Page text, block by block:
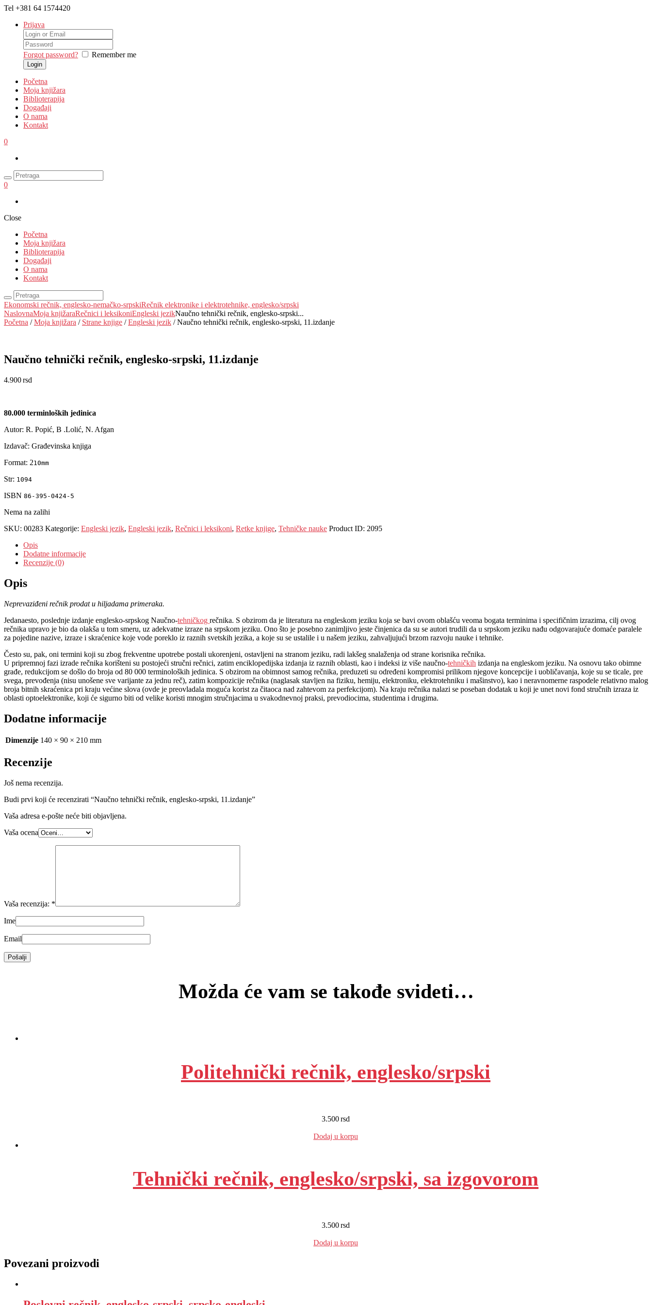
Tel +381 64 1574420
Prijava
Forgot password? Remember me
Početna
Moja knjižara
Biblioterapija
Događaji
O nama
Kontakt
0
0
Close
Početna
Moja knjižara
Biblioterapija
Događaji
O nama
Kontakt
Ekonomski rečnik, englesko-nemačko-srpskiRečnik elektronike i elektrotehnike, englesko/srpski
NaslovnaMoja knjižaraRečnici i leksikoniEngleski jezikNaučno tehnički rečnik, englesko-srpski...
Početna /Moja knjižara / Strane knjige /Engleski jezik / Naučno tehnički rečnik, englesko-srpski, 11.izdanje
Naučno tehnički rečnik, englesko-srpski, 11.izdanje
4.900rsd
80.000 terminloških jedinica
Autor: R. Popić, B .Lolić, N. Afgan
Izdavač: Građevinska knjiga
Format: 210mm
Str: 1094
ISBN 86-395-0424-5
Nema na zalihi
SKU: 00283 Kategorije: Engleski jezik, Engleski jezik, Rečnici i leksikoni, Retke knjige, Tehničke nauke Product ID: 2095
Opis
Dodatne informacije
Recenzije (0)
Opis
Neprevaziđeni rečnik prodat u hiljadama primeraka.
Jedanaesto, poslednje izdanje englesko-srpskog Naučno-tehničkog rečnika. S obzirom da je literatura na engleskom jeziku koja se bavi ovom oblašću veoma bogata terminima i specifičnim izrazima, cilj ovog
rečnika upravo je bio da olakša u tom smeru, uz adekvatne izraze na srpskom jeziku. Ono što je posebno zanimljivo jeste činjenica da su se autori trudili da u srpskom jeziku nađu odgovarajuće domaće paralele
za pojedine nazive, izraze i skraćenice koje vode poreklo iz raznih svetskih jezika, a koje su se ustalile i u našem jeziku, zahvaljujući brzom razvoju nauke i tehnike.
Često su, pak, oni termini koji su zbog frekventne upotrebe postali ukorenjeni, ostavljeni na stranom jeziku, radi lakšeg snalaženja od strane korisnika rečnika.
U pripremnoj fazi izrade rečnika korišteni su postojeći stručni rečnici, zatim enciklopedijska izdanja iz raznih oblasti, kao i indeksi iz više naučno-tehničkih izdanja na engleskom jeziku. Na osnovu tako obimne
građe, redukcijom se došlo do broja od 80 000 terminoloških jedinica. S obzirom na obimnost samog rečnika, preduzeti su određeni kompromisi prilikom njegove koncepcije i uobličavanja, koje su se ticale, pre
svega, prevođenja (nisu unošene sve varijante za jednu reč), zatim kompozicije rečnika (naglasak stavljen na fiziku, hemiju, elektroniku, elektrotehniku i mašinstvo), kao i neravnomerne raspodele relativno malog
broja bitnih skraćenica pri kraju većine slova (ovde je preovladala moguća korist za čitaoca nad zahtevom za perfekcijom). Na kraju rečnika nalazi se poseban dodatak u koji je unet novi fond stručnih izraza iz
oblasti optoelektronike, koji će sigurno biti od velike koristi mnogim stručnjacima u svakodnevnoj praksi, prevodiocima, studentima i drugima.
Dodatne informacije
Dimenzije 140 × 90 × 210 mm
Recenzije
Još nema recenzija.
Budi prvi koji će recenzirati “Naučno tehnički rečnik, englesko-srpski, 11.izdanje”
Vaša adresa e-pošte neće biti objavljena.
Vaša ocena
Vaša recenzija: *
Ime
Email
Možda će vam se takođe svideti…
Politehnički rečnik, englesko/srpski
3.500rsd
Dodaj u korpu
Tehnički rečnik, englesko/srpski, sa izgovorom
3.500rsd
Dodaj u korpu
Povezani proizvodi